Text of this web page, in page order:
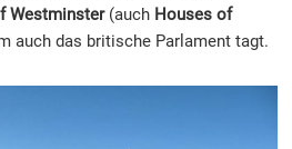
Westminster (auch Houses of
auch das britische Parlament tagt.